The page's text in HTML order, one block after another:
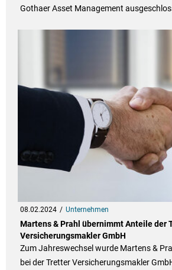
Gothaer Asset Management
08.02.2024 Unternehmen
Martens & Prahl übernimmt Anteile der
Versicherungsmakler GmbH
Zum Jahreswechsel wurde Martens &
bei der Tretter Versicherungsmakler